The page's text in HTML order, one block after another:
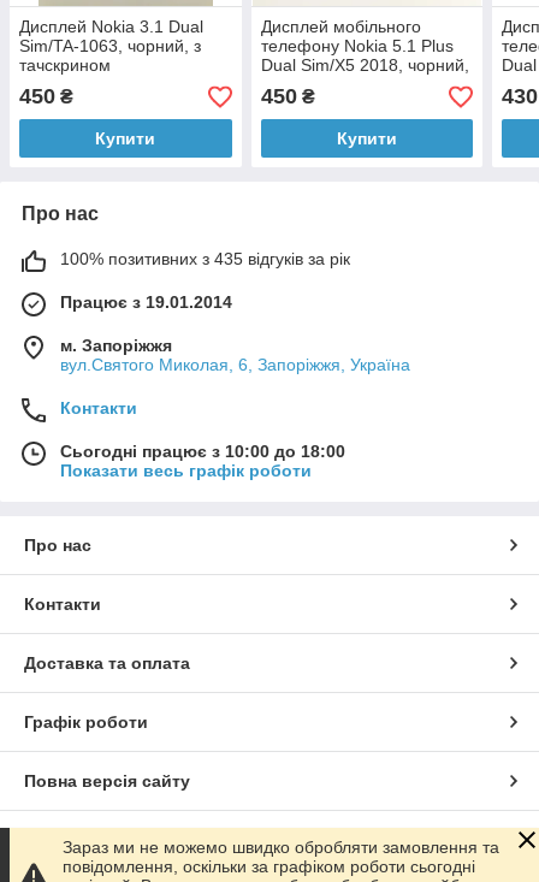
Дисплей Nokia 3.1 Dual
Sim/TA-1063, чорний, з
тачскрином
450 ₴
Купити
Дисплей мобільного
телефону Nokia 5.1 Plus
Dual Sim/X5 2018, чорний,
450₴
Купити
430
Про нас
100% позитивних з 435 відгуків за рік
Працює з 19.01.2014
м. Запоріжжя
вул.Святого Миколая, 6, Запоріжжя, Україна
Контакти
Сьогодні працює з 10:00 до 18:00
Показати весь графік роботи
Про нас
Контакти
Доставка та оплата
Графік роботи
Повна версія сайту
Сайт створено на маркетплейсі Prom.ua
Зараз ми не можемо швидко обробляти замовлення та
повідомлення, оскільки за графіком роботи сьогодні